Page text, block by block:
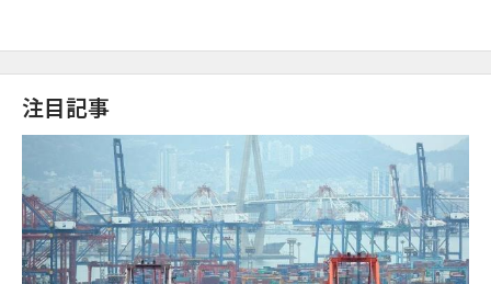
注目記事